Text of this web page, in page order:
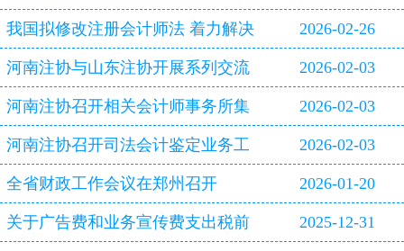
公司2025年年报审计工作的通知
我国拟修改注册会计师法 着力解决
审计造假等行业突出问题
2026-02-26
河南注协与山东注协开展系列交流
活动
2026-02-03
河南注协召开相关会计师事务所集
体约谈会
2026-02-03
河南注协召开司法会计鉴定业务工
作专题研讨会
2026-02-03
全省财政工作会议在郑州召开 2026-01-20
关于广告费和业务宣传费支出税前 2025-12-31